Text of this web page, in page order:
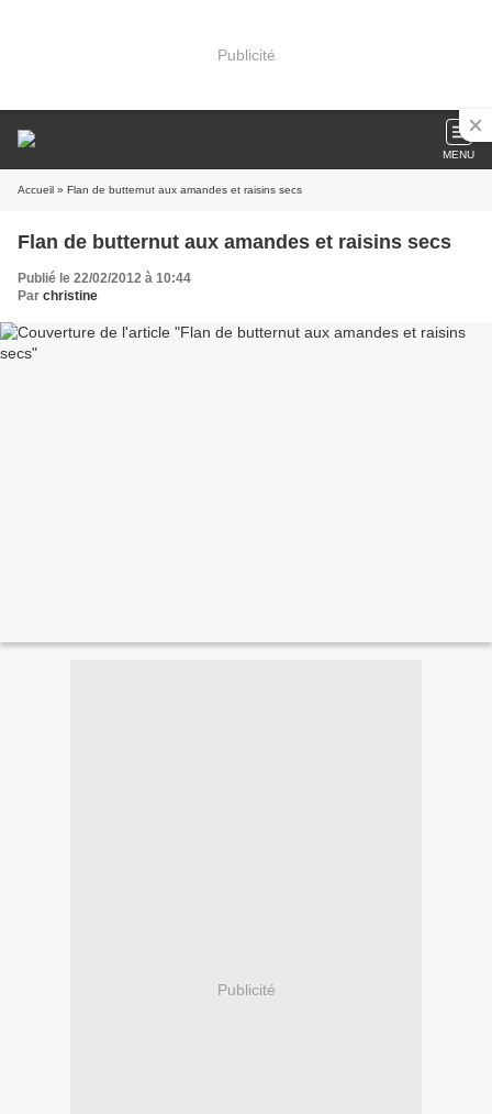
Publicité
MENU
Accueil » Flan de butternut aux amandes et raisins secs
Flan de butternut aux amandes et raisins secs
Publié le 22/02/2012 à 10:44
Par christine
Publicité